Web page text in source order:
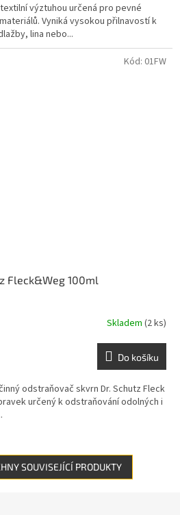
výztuhou určená pro pevné
Vyniká vysokou přilnavostí k
lina nebo...
Fleck&Weg 100ml
Skladem (2 ks)
Do košíku
odstraňovač skvrn Dr. Schutz Fleck
určený k odstraňování odolných i
Kód: 01FW
SOUVISEJÍCÍ PRODUKTY